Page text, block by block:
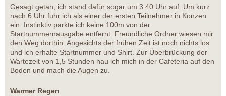
Gesagt getan, ich stand dafür sogar um 3.40 Uhr auf. Um kurz
nach 6 Uhr fuhr ich als einer der ersten Teilnehmer in Konzen
ein. Instinktiv parkte ich keine 100m von der
Startnummernausgabe entfernt. Freundliche Ordner wiesen mir
den Weg dorthin. Angesichts der frühen Zeit ist noch nichts los
und ich erhalte Startnummer und Shirt. Zur Überbrückung der
Wartezeit von 1,5 Stunden hau ich mich in der Cafeteria auf den
Boden und mach die Augen zu.
Warmer Regen